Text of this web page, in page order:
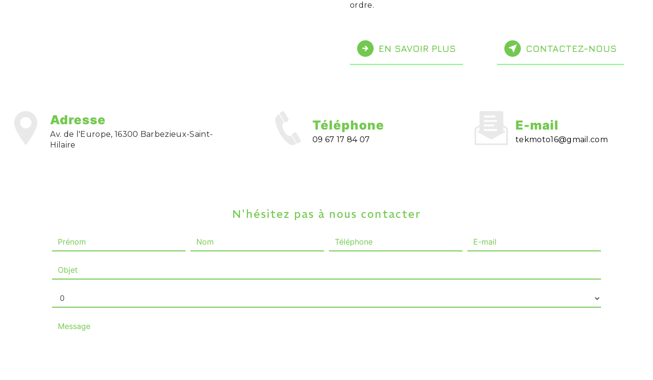
ordre.
EN SAVOIR PLUS CONTACTEZ-NOUS
Adresse
Av. de l'Europe, 16300 Barbezieux-Saint-
Hilaire
Téléphone
09 67 17 84 07
E-mail
tekmoto16@gmail.com
N'hésitez pas à nous contacter